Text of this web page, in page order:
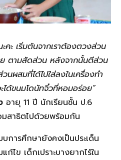
คะ เริ่มต้นจากเราต้องตวงส่วน
ตามสัดส่วน หลังจากนั้นตีส่วน
นผสมที่ได้ไปใส่ลงในเครื่องทำ
ได้ขนมโดนัทจิ๋วที่หอมอร่อย”
อายุ 11 ปี นักเรียนชั้น ป.6
มสาธิตไปด้วยพร้อมกัน
การศึกษายังคงเป็นประเด็น
ข เด็กเปราะบางยากไร้ใน